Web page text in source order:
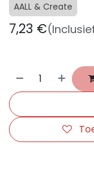
AALL & Create
7,23 €